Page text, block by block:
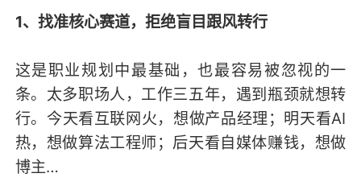
1、找准核心赛道，拒绝盲目跟风转行
这是职业规划中最基础，也最容易被忽视的一
条。太多职场人，工作三五年，遇到瓶颈就想转
行。今天看互联网火，想做产品经理；明天看AI
热，想做算法工程师；后天看自媒体赚钱，想做
博主…